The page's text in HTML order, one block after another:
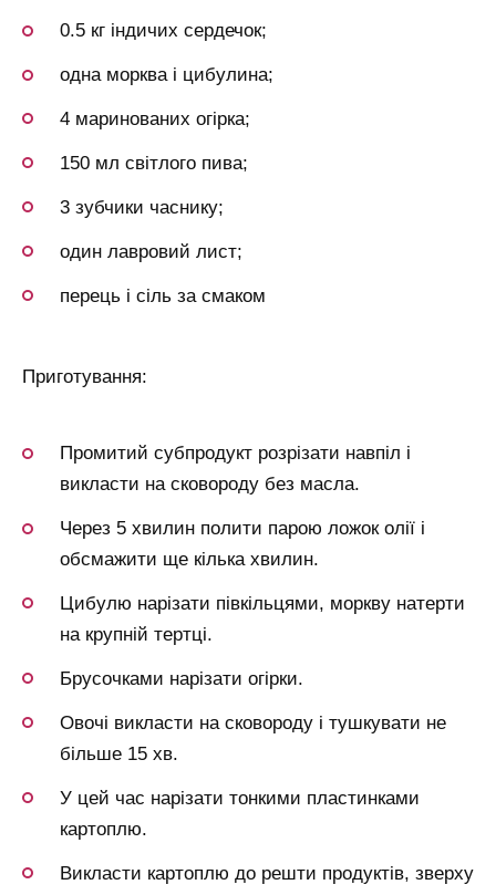
0.5 кг індичих сердечок;
одна морква і цибулина;
4 маринованих огірка;
150 мл світлого пива;
3 зубчики часнику;
один лавровий лист;
перець і сіль за смаком
Приготування:
Промитий субпродукт розрізати навпіл і
викласти на сковороду без масла.
Через 5 хвилин полити парою ложок олії і
обсмажити ще кілька хвилин.
Цибулю нарізати півкільцями, моркву натерти
на крупній тертці.
Брусочками нарізати огірки.
Овочі викласти на сковороду і тушкувати не
більше 15 хв.
У цей час нарізати тонкими пластинками
картоплю.
Викласти картоплю до решти продуктів, зверху